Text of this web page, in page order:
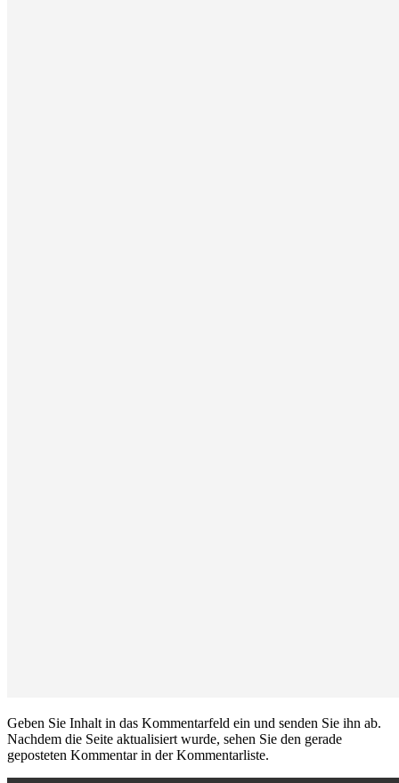
Geben Sie Inhalt in das Kommentarfeld ein und senden Sie ihn ab.
Nachdem die Seite aktualisiert wurde, sehen Sie den gerade
geposteten Kommentar in der Kommentarliste.